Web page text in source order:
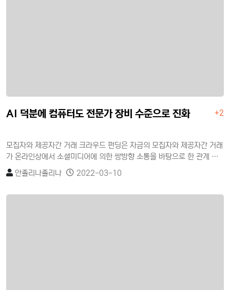
AI 덕분에 컴퓨터도 전문가 장비 수준으로 진화 +2
모집자와 제공자간 거래 크라우드 펀딩은 자금의 모집자와 제공자간 거래
가 온라인상에서 소셜미디어에 의한 쌍방향 소통을 바탕으로 한 관계 지
향적이고 집단 기능적 속성을 가진 소셜펀딩이다. 자금제공자의 이익추구
목적에 따라 투자형과 비투자형으로 구분할 수 있으며, 비투자형은 단순
안졸리나졸리나 2022-03-10